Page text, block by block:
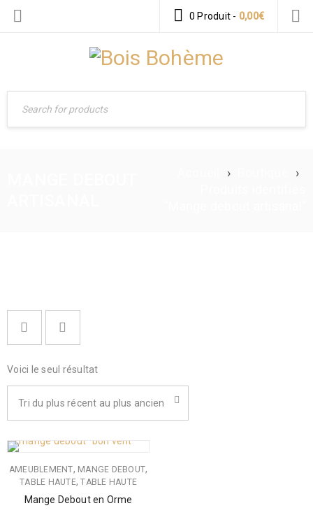
0 Produit - 0,00€
›
›
Voici le seul résultat
Tri du plus récent au plus ancien
AMEUBLEMENT, MANGE DEBOUT,
TABLE HAUTE,TABLE HAUTE
Mange Debout en Orme